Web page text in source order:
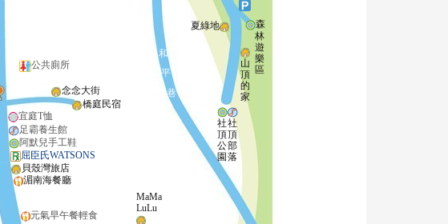
公共廁所
念念大街
宜庭T恤
足霸養生館
屈臣氏WATSONS
湄南海餐廳
森
林
遊
樂
區
社
頂
公
園
社
頂
部
落
MaMa
LuLu
和
平
巷
元氣早午餐輕食
夏綠地
橋庭民宿
貝殼灣旅店
阿默兒手工鞋
山
頂
的
家